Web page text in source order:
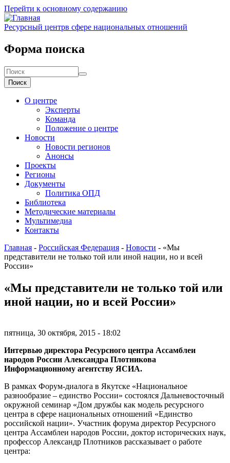
Перейти к основному содержанию
Ресурсный центрв сфере национальных отношений
Форма поиска
Поиск
О центре
Эксперты
Команда
Положение о центре
Новости
Новости регионов
Анонсы
Проекты
Регионы
Документы
Политика ОПД
Библиотека
Методические материалы
Мультимедиа
Контакты
Главная - Российская Федерация - Новости - «Мы
представители не только той или иной нации, но и всей
России»
«Мы представители не только той или
иной нации, но и всей России»
пятница, 30 октября, 2015 - 18:02
Интервью директора Ресурсного центра Ассамблеи
народов России Александра Плотникова
Информационному агентству ЯСИА.
В рамках Форум-диалога в Якутске «Национальное
разнообразие – единство России» состоялся Дальневосточный
окружной семинар «Дом дружбы как модель ресурсного
центра в сфере национальных отношений «Единство
российской нации». Участник форума директор Ресурсного
центра Ассамблеи народов России, доктор исторических наук,
профессор Александр Плотников рассказывает о работе
центра: